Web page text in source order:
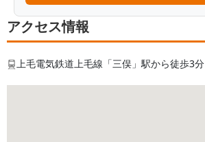
アクセス情報
上毛電気鉄道上毛線「三俣」駅から徒歩3分